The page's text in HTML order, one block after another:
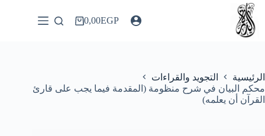
التجاوز
المحتوى
عربة0,00EGP
الرئيسية
التجويد والقراءات
محكم البيان في شرح منظومة (المقدمة فيما يجب على قارئ
القرآن أن يعلمه)